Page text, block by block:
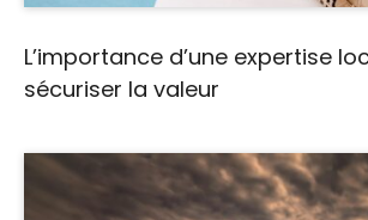
L’importance d’une expertise
sécuriser la valeur